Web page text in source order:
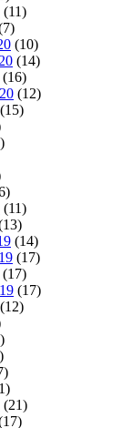
(11)
(10)
(14)
(16)
(12)
(15)
(11)
(14)
(17)
(17)
(17)
(12)
(21)